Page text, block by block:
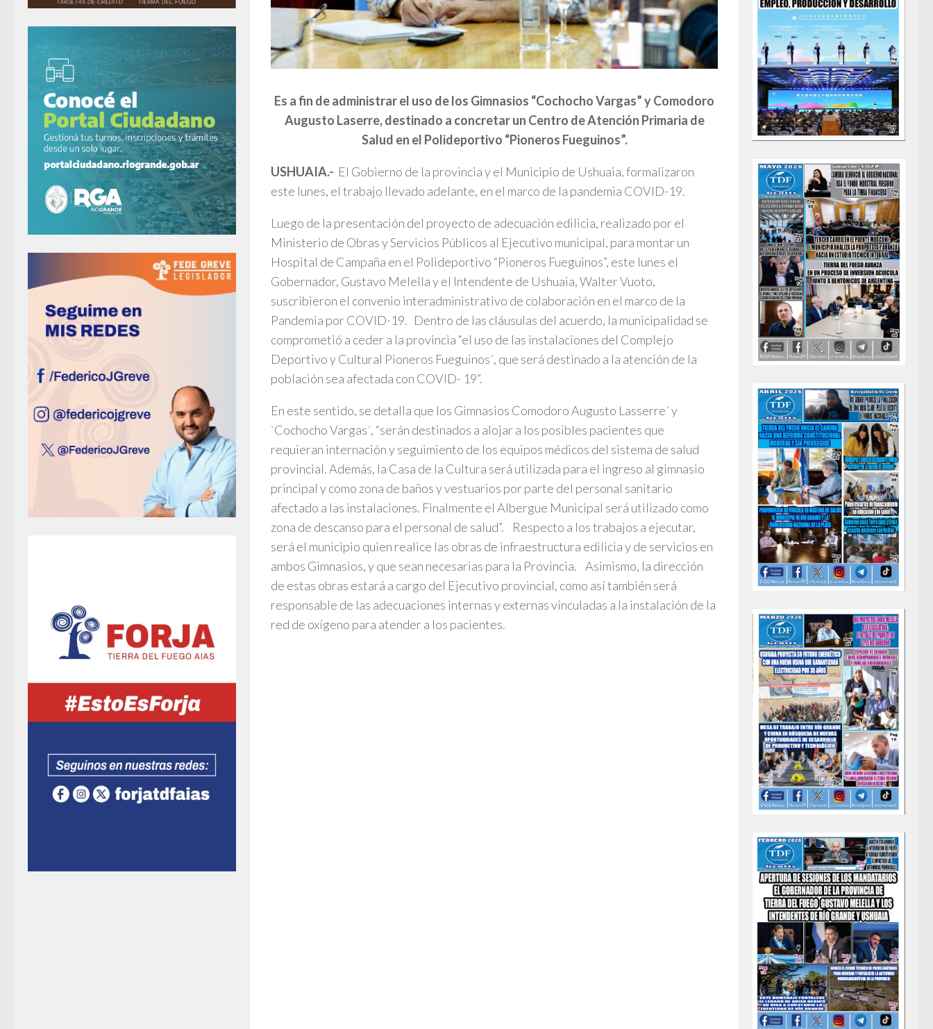
Es a fin de administrar el uso de los Gimnasios “Cochocho Vargas” y Comodoro
Augusto Laserre, destinado a concretar un Centro de Atención Primaria de
Salud en el Polideportivo “Pioneros Fueguinos”.
USHUAIA.- El Gobierno de la provincia y el Municipio de Ushuaia, formalizaron
este lunes, el trabajo llevado adelante, en el marco de la pandemia COVID-19.
Luego de la presentación del proyecto de adecuación edilicia, realizado por el
Ministerio de Obras y Servicios Públicos al Ejecutivo municipal, para montar un
Hospital de Campaña en el Polideportivo “Pioneros Fueguinos”, este lunes el
Gobernador, Gustavo Melella y el Intendente de Ushuaia, Walter Vuoto,
suscribieron el convenio interadministrativo de colaboración en el marco de la
Pandemia por COVID-19. Dentro de las cláusulas del acuerdo, la municipalidad se
comprometió a ceder a la provincia “el uso de las instalaciones del Complejo
Deportivo y Cultural Pioneros Fueguinos´, que será destinado a la atención de la
población sea afectada con COVID- 19”.
En este sentido, se detalla que los Gimnasios Comodoro Augusto Lasserre´ y
`Cochocho Vargas´, “serán destinados a alojar a los posibles pacientes que
requieran internación y seguimiento de los equipos médicos del sistema de salud
provincial. Además, la Casa de la Cultura será utilizada para el ingreso al gimnasio
principal y como zona de baños y vestuarios por parte del personal sanitario
afectado a las instalaciones. Finalmente el Albergue Municipal será utilizado como
zona de descanso para el personal de salud”. Respecto a los trabajos a ejecutar,
será el municipio quien realice las obras de infraestructura edilicia y de servicios en
ambos Gimnasios, y que sean necesarias para la Provincia. Asimismo, la dirección
de estas obras estará a cargo del Ejecutivo provincial, como así también será
responsable de las adecuaciones internas y externas vinculadas a la instalación de la
red de oxígeno para atender a los pacientes.